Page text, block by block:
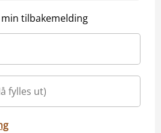
min tilbakemelding